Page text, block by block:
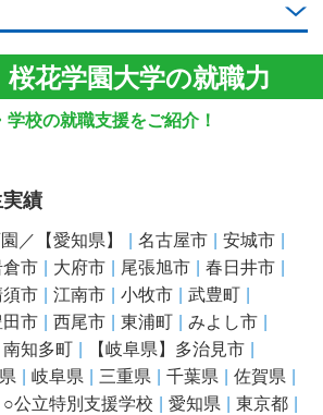
花学園大学の就職力
校の就職支援をご紹介！
績
／【愛知県】 名古屋市
安城市
倉市 大府市 尾張旭市
春日井市
須市 江南市 小牧市
武豊町
田市 西尾市 東浦町
みよし市
南知多町
【岐阜県】多治見市
岐阜県 三重県 千葉県
佐賀県
○公立特別支援学校 愛知県
東京都